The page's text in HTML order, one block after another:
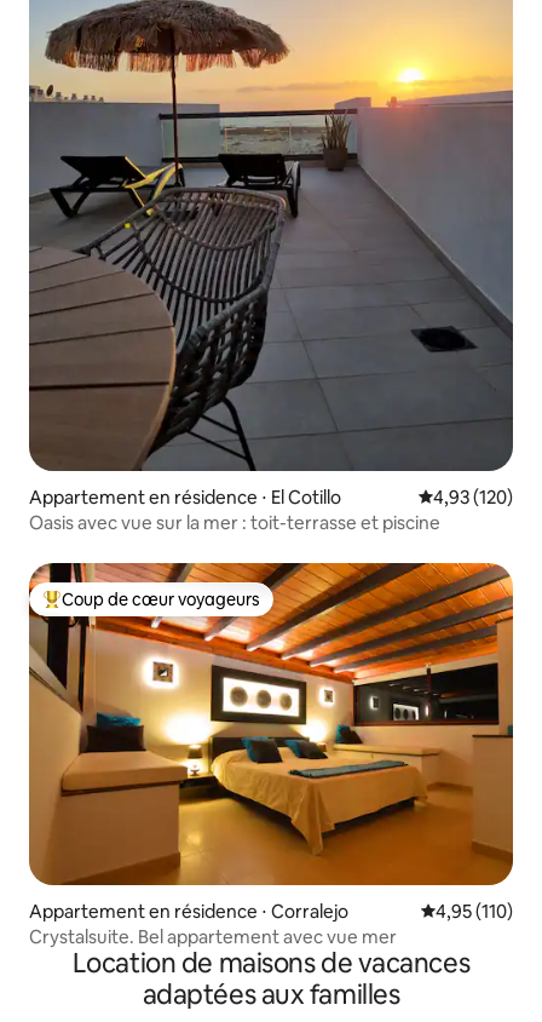
Appartement en résidence ⋅ El Cotillo Évaluation
4,93 (120)
Oasis avec vue sur la mer : toit-terrasse et piscine
Coups de cœur voyageurs les plus appréciés
Coup de cœur voyageurs
Appartement en résidence ⋅ Corralejo Évaluation
4,95 (110)
Crystalsuite. Bel appartement avec vue mer
Location de maisons de vacances
adaptées aux familles